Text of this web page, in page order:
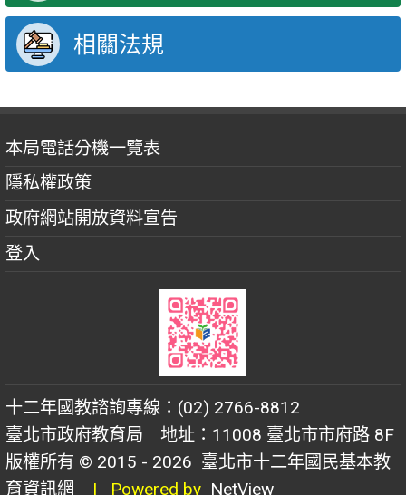
相關法規
本局電話分機一覽表
隱私權政策
政府網站開放資料宣告
登入
十二年國教諮詢專線：(02) 2766-8812
臺北市政府教育局 地址：11008 臺北市市府路 8F
版權所有 © 2015 - 2026 臺北市十二年國民基本教
育資訊網
| Powered by NetView